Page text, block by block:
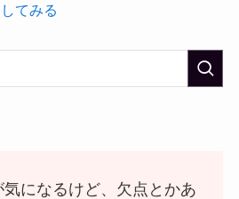
てみる
になるけど、欠点とかあ